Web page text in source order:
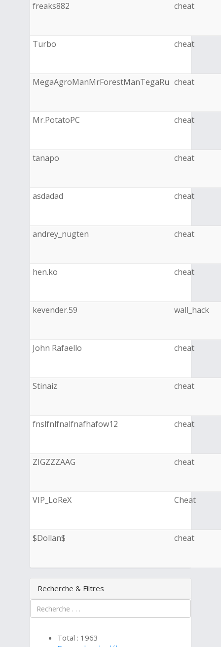
freaks882 cheat
Turbo cheat
MegaAgroManMrForestManTegaRu cheat
Mr.PotatoPC cheat
tanapo cheat
asdadad cheat
andrey_nugten cheat
hen.ko cheat
kevender.59 wall_hack
John Rafaello cheat
Stinaiz cheat
fnslfnlfnalfnafhafow12 cheat
ZIGZZZAAG cheat
VIP_LoReX Cheat
$Dollan$ cheat
Recherche & Filtres
Total : 1963